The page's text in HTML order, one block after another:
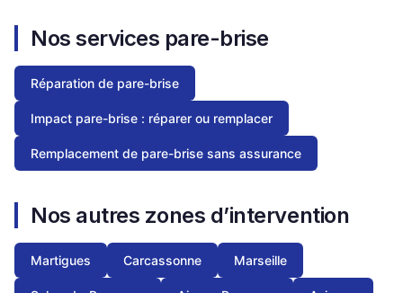
Nos services pare-brise
Réparation de pare-brise
Impact pare-brise : réparer ou remplacer
Remplacement de pare-brise sans assurance
Nos autres zones d’intervention
Martigues Carcassonne Marseille